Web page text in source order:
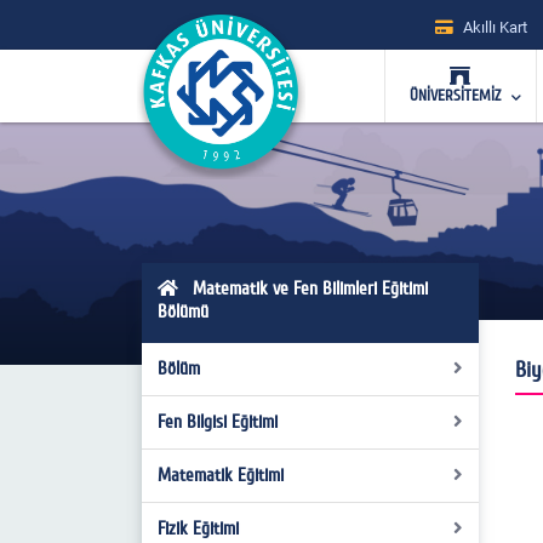
Akıllı Kart
ÜNİVERSİTEMİZ
Matematik ve Fen Bilimleri Eğitimi
Bölümü
Bölüm
Misyon ve Vizyon
Kurul Kararları
Hakkında
Fen Bilgisi Eğitimi
Hakkında
Komisyonlar
Matematik Eğitimi
Hakkında
Fizik Eğitimi